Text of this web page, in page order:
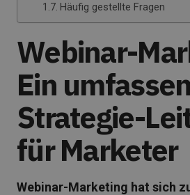
Häufig gestellte Fragen
Webinar-
Ein
Strategie-
für Marketer
Webinar-Marketing hat sich